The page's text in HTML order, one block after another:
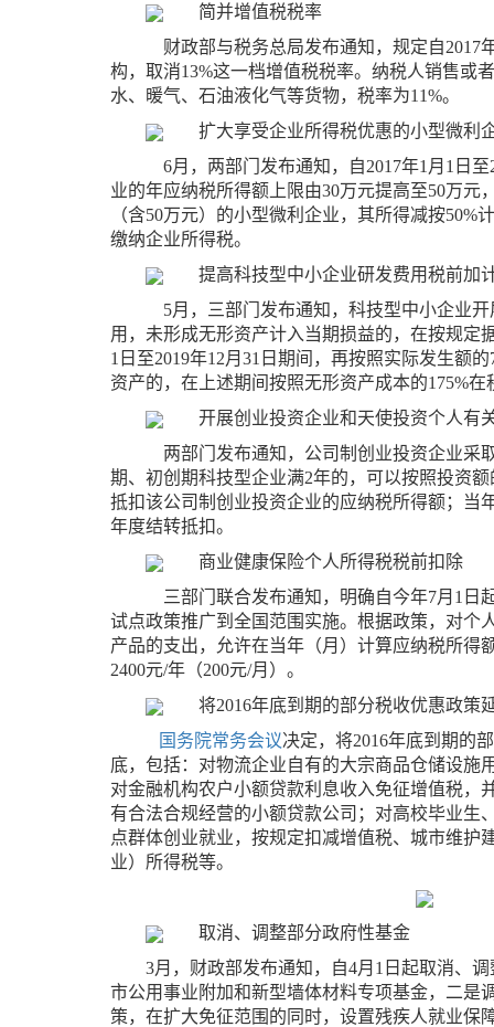
简并增值税税率
财政部与税务总局发布通知，规定自2017
构，取消13%这一档增值税税率。纳税人销售或
水、暖气、石油液化气等货物，税率为11%。
扩大享受企业所得税优惠的小型微利
6月，两部门发布通知，自2017年1月1日至
业的年应纳税所得额上限由30万元提高至50万元
（含50万元）的小型微利企业，其所得减按50%
缴纳企业所得税。
提高科技型中小企业研发费用税前加
5月，三部门发布通知，科技型中小企业
用，未形成无形资产计入当期损益的，在按规定
1日至2019年12月31日期间，再按照实际发生额
资产的，在上述期间按照无形资产成本的175%在
开展创业投资企业和天使投资个人有
两部门发布通知，公司制创业投资企业采
期、初创期科技型企业满2年的，可以按照投资
抵扣该公司制创业投资企业的应纳税所得额；当
年度结转抵扣。
商业健康保险个人所得税税前扣除
三部门联合发布通知，明确自今年7月1日
试点政策推广到全国范围实施。根据政策，对个
产品的支出，允许在当年（月）计算应纳税所得
2400元/年（200元/月）。
将2016年底到期的部分税收优惠政策
国务院常务会议决定，将2016年底到期的
底，包括：对物流企业自有的大宗商品仓储设施
对金融机构农户小额贷款利息收入免征增值税，
有合法合规经营的小额贷款公司；对高校毕业生
点群体创业就业，按规定扣减增值税、城市维护
业）所得税等。
取消、调整部分政府性基金
3月，财政部发布通知，自4月1日起取消、
市公用事业附加和新型墙体材料专项基金，二是
策，在扩大免征范围的同时，设置残疾人就业保